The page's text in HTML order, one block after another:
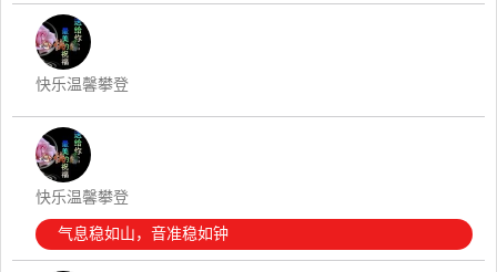
快乐温馨攀登
快乐温馨攀登
气息稳如山，音准稳如钟